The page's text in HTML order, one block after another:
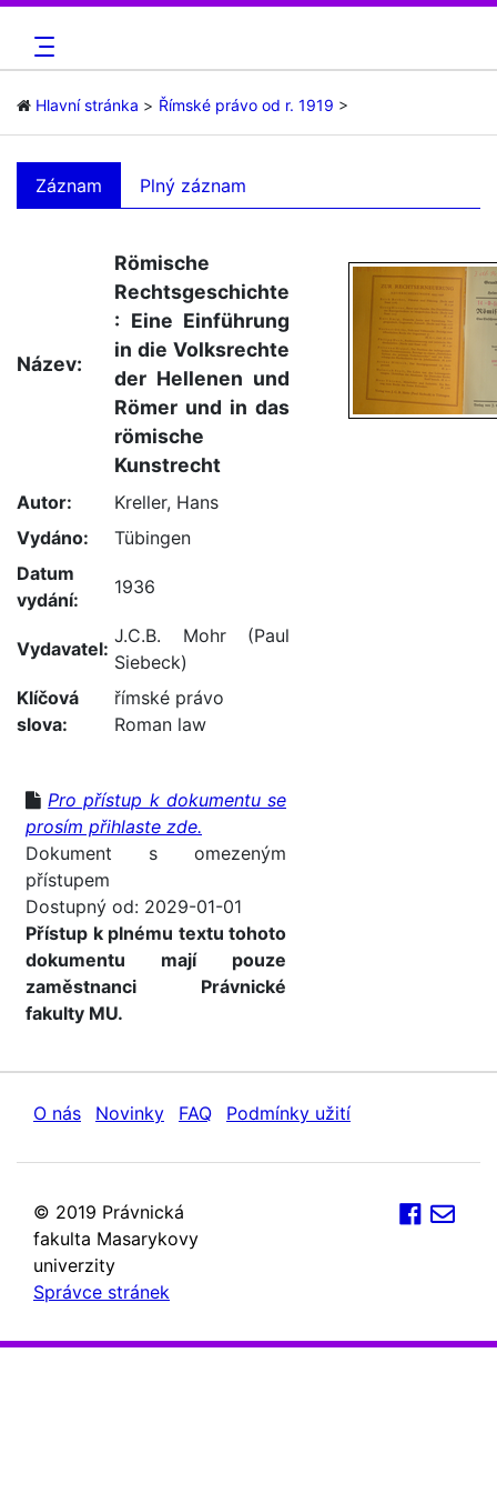
Hlavní stránka Římské právo od r. 1919
Záznam Plný záznam
Název:
Römische
Rechtsgeschichte
: Eine Einführung
in die Volksrechte
der Hellenen und
Römer und in das
römische
Kunstrecht
Autor:
Kreller, Hans
Vydáno:
Tübingen
Datum
vydání:
1936
Vydavatel:
J.C.B. Mohr (Paul
Siebeck)
Klíčová
slova:
římské právo
Roman law
Pro přístup k dokumentu se
prosím přihlaste zde.
Dokument s omezeným
přístupem
Dostupný od: 2029-01-01
Přístup k plnému textu tohoto
dokumentu mají pouze
zaměstnanci Právnické
fakulty MU.
O nás Novinky FAQ Podmínky užití
© 2019 Právnická
fakulta Masarykovy
univerzity
Správce stránek